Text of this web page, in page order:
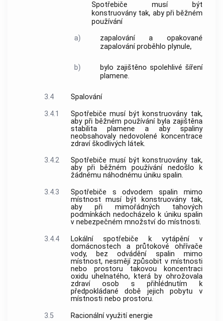
Spotřebiče musí být
konstruovány tak, aby při běžném
používání
a)
zapalování a opakované
zapalování proběhlo plynule,
b)
bylo zajištěno spolehlivé šíření
plamene.
3.4
Spalování
3.4.1
Spotřebiče musí být konstruovány tak,
aby při běžném používání byla zajištěna
stabilita plamene a aby spaliny
neobsahovaly nedovolené koncentrace
zdraví škodlivých látek.
3.4.2
Spotřebiče musí být konstruovány tak,
aby při běžném používání nedošlo k
žádnému náhodnému úniku spalin.
3.4.3
Spotřebiče s odvodem spalin mimo
místnost musí být konstruovány tak,
aby při mimořádných tahových
podmínkách nedocházelo k úniku spalin
v nebezpečném množství do místnosti.
3.4.4
Lokální spotřebiče k vytápění v
domácnostech a průtokové ohřívače
vody, bez odvádění spalin mimo
místnost, nesmějí způsobit v místnosti
nebo prostoru takovou koncentraci
oxidu uhelnatého, která by ohrožovala
zdraví osob s přihlédnutím k
předpokládané době jejich pobytu v
místnosti nebo prostoru.
3.5
Racionální využití energie